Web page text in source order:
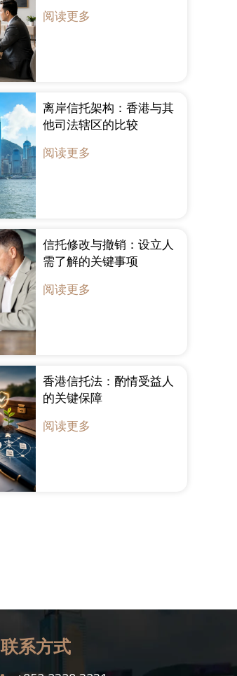
阅读更多
离岸信托架构：香港与其
他司法辖区的比较
阅读更多
信托修改与撤销：设立人
需了解的关键事项
阅读更多
香港信托法：酌情受益人
的关键保障
阅读更多
联系方式